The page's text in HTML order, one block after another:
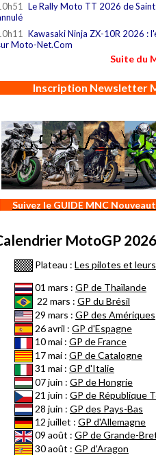
Le Rally Moto TT 2026 de
Kawasaki Ninja ZX-10R 2026 :
Moto-Net.Com
Suite du
Inscription Newsletter
Suivez le GUIDE MNC
MotoGP 2026
Plateau : Les pilotes et
01 mars : GP de Thaïlande
22 mars : GP du Brésil
29 mars : GP des Amériques
26 avril : GP d'Espagne
10 mai : GP de France
17 mai : GP de Catalogne
31 mai : GP d'Italie
07 juin : GP de Hongrie
21 juin : GP de République
28 juin : GP des Pays-Bas
12 juillet : GP d'Allemagne
09 août : GP de Grande-
30 août : GP d'Aragon